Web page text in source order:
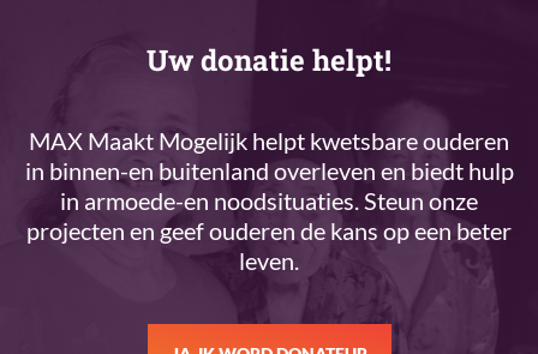
Uw donatie helpt!
MAX Maakt Mogelijk helpt kwetsbare ouderen
in binnen-en buitenland overleven en biedt hulp
in armoede-en noodsituaties. Steun onze
projecten en geef ouderen de kans op een beter
leven.